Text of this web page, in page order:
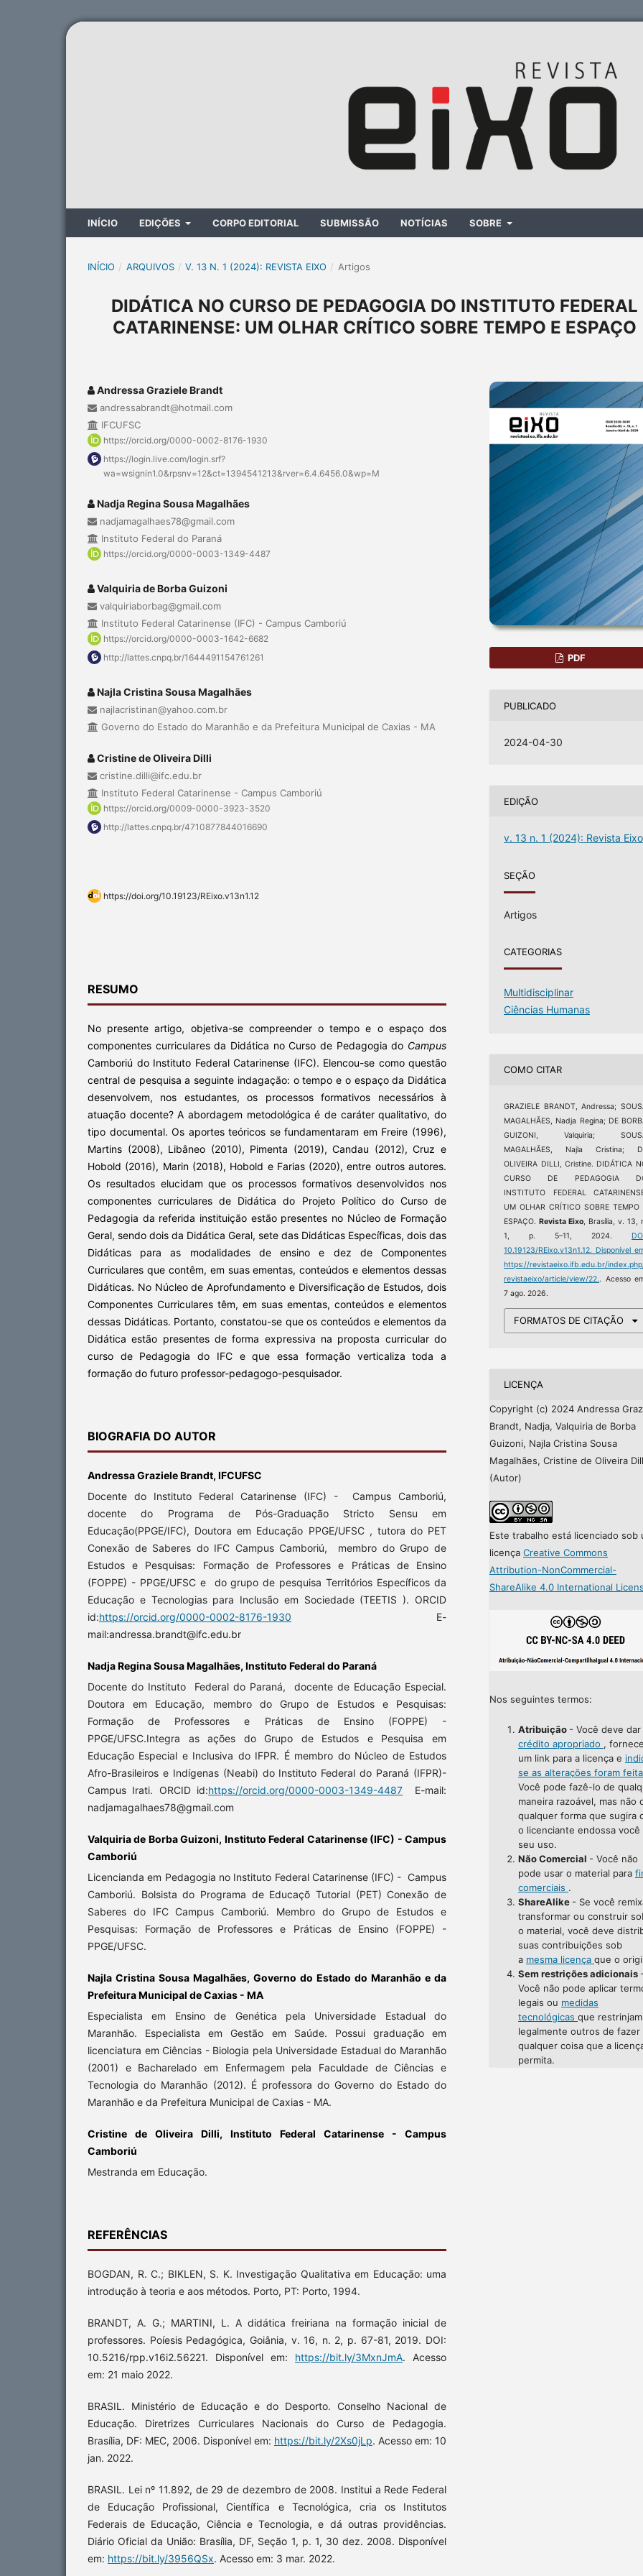
INÍCIO EDIÇÕES CORPO EDITORIAL SUBMISSÃO NOTÍCIAS SOBRE
INÍCIO / ARQUIVOS / V. 13 N. 1 (2024): REVISTA EIXO / Artigos
DIDÁTICA NO CURSO DE PEDAGOGIA DO INSTITUTO FEDERAL
CATARINENSE: UM OLHAR CRÍTICO SOBRE TEMPO E ESPAÇO
Andressa Graziele Brandt
andressabrandt@hotmail.com
IFCUFSC
https://orcid.org/0000-0002-8176-1930
https://login.live.com/login.srf?
wa=wsignin1.0&rpsnv=12&ct=1394541213&rver=6.4.6456.0&wp=M
Nadja Regina Sousa Magalhães
nadjamagalhaes78@gmail.com
Instituto Federal do Paraná
https://orcid.org/0000-0003-1349-4487
Valquiria de Borba Guizoni
valquiriaborbag@gmail.com
Instituto Federal Catarinense (IFC) - Campus Camboriú
https://orcid.org/0000-0003-1642-6682
http://lattes.cnpq.br/1644491154761261
Najla Cristina Sousa Magalhães
najlacristinan@yahoo.com.br
Governo do Estado do Maranhão e da Prefeitura Municipal de Caxias - MA
Cristine de Oliveira Dilli
cristine.dilli@ifc.edu.br
Instituto Federal Catarinense - Campus Camboriú
https://orcid.org/0009-0000-3923-3520
http://lattes.cnpq.br/4710877844016690
https://doi.org/10.19123/REixo.v13n1.12
RESUMO
No presente artigo, objetiva-se compreender o tempo e o espaço dos
componentes curriculares da Didática no Curso de Pedagogia do Campus
Camboriú do Instituto Federal Catarinense (IFC). Elencou-se como questão
central de pesquisa a seguinte indagação: o tempo e o espaço da Didática
desenvolvem, nos estudantes, os processos formativos necessários à
atuação docente? A abordagem metodológica é de caráter qualitativo, do
tipo documental. Os aportes teóricos se fundamentaram em Freire (1996),
Martins (2008), Libâneo (2010), Pimenta (2019), Candau (2012), Cruz e
Hobold (2016), Marin (2018), Hobold e Farias (2020), entre outros autores.
Os resultados elucidam que os processos formativos desenvolvidos nos
componentes curriculares de Didática do Projeto Político do Curso de
Pedagogia da referida instituição estão presentes no Núcleo de Formação
Geral, sendo dois da Didática Geral, sete das Didáticas Específicas, dois das
Didáticas para as modalidades de ensino e dez de Componentes
Curriculares que contêm, em suas ementas, conteúdos e elementos dessas
Didáticas. No Núcleo de Aprofundamento e Diversificação de Estudos, dois
Componentes Curriculares têm, em suas ementas, conteúdos e elementos
dessas Didáticas. Portanto, constatou-se que os conteúdos e elementos da
Didática estão presentes de forma expressiva na proposta curricular do
curso de Pedagogia do IFC e que essa formação verticaliza toda a
formação do futuro professor-pedagogo-pesquisador.
BIOGRAFIA DO AUTOR
Andressa Graziele Brandt, IFCUFSC
Docente do Instituto Federal Catarinense (IFC) - Campus Camboriú,
docente do Programa de Pós-Graduação Stricto Sensu em
Educação(PPGE/IFC), Doutora em Educação PPGE/UFSC , tutora do PET
Conexão de Saberes do IFC Campus Camboriú, membro do Grupo de
Estudos e Pesquisas: Formação de Professores e Práticas de Ensino
(FOPPE) - PPGE/UFSC e do grupo de pesquisa Territórios Específicos da
Educação e Tecnologias para Inclusão em Sociedade (TEETIS ). ORCID
id:https://orcid.org/0000-0002-8176-1930 E-
mail:andressa.brandt@ifc.edu.br
Nadja Regina Sousa Magalhães, Instituto Federal do Paraná
Docente do Instituto Federal do Paraná, docente de Educação Especial.
Doutora em Educação, membro do Grupo de Estudos e Pesquisas:
Formação de Professores e Práticas de Ensino (FOPPE) -
PPGE/UFSC.Integra as ações do Grupo de Estudos e Pesquisa em
Educação Especial e Inclusiva do IFPR. É membro do Núcleo de Estudos
Afro-Brasileiros e Indígenas (Neabi) do Instituto Federal do Paraná (IFPR)-
Campus Irati. ORCID id:https://orcid.org/0000-0003-1349-4487 E-mail:
nadjamagalhaes78@gmail.com
Valquiria de Borba Guizoni, Instituto Federal Catarinense (IFC) - Campus
Camboriú
Licencianda em Pedagogia no Instituto Federal Catarinense (IFC) - Campus
Camboriú. Bolsista do Programa de Educaçõ Tutorial (PET) Conexão de
Saberes do IFC Campus Camboriú. Membro do Grupo de Estudos e
Pesquisas: Formação de Professores e Práticas de Ensino (FOPPE) -
PPGE/UFSC.
Najla Cristina Sousa Magalhães, Governo do Estado do Maranhão e da
Prefeitura Municipal de Caxias - MA
Especialista em Ensino de Genética pela Universidade Estadual do
Maranhão. Especialista em Gestão em Saúde. Possui graduação em
licenciatura em Ciências - Biologia pela Universidade Estadual do Maranhão
(2001) e Bacharelado em Enfermagem pela Faculdade de Ciências e
Tecnologia do Maranhão (2012). É professora do Governo do Estado do
Maranhão e da Prefeitura Municipal de Caxias - MA.
Cristine de Oliveira Dilli, Instituto Federal Catarinense - Campus
Camboriú
Mestranda em Educação.
REFERÊNCIAS
BOGDAN, R. C.; BIKLEN, S. K. Investigação Qualitativa em Educação: uma
introdução à teoria e aos métodos. Porto, PT: Porto, 1994.
BRANDT, A. G.; MARTINI, L. A didática freiriana na formação inicial de
professores. Poíesis Pedagógica, Goiânia, v. 16, n. 2, p. 67-81, 2019. DOI:
10.5216/rpp.v16i2.56221. Disponível em: https://bit.ly/3MxnJmA. Acesso
em: 21 maio 2022.
BRASIL. Ministério de Educação e do Desporto. Conselho Nacional de
Educação. Diretrizes Curriculares Nacionais do Curso de Pedagogia.
Brasília, DF: MEC, 2006. Disponível em: https://bit.ly/2Xs0jLp. Acesso em: 10
jan. 2022.
BRASIL. Lei nº 11.892, de 29 de dezembro de 2008. Institui a Rede Federal
de Educação Profissional, Científica e Tecnológica, cria os Institutos
Federais de Educação, Ciência e Tecnologia, e dá outras providências.
Diário Oficial da União: Brasília, DF, Seção 1, p. 1, 30 dez. 2008. Disponível
em: https://bit.ly/3956QSx. Acesso em: 3 mar. 2022.
PDF
PUBLICADO
2024-04-30
EDIÇÃO
v. 13 n. 1 (2024): Revista Eixo
SEÇÃO
Artigos
CATEGORIAS
Multidisciplinar
Ciências Humanas
COMO CITAR
GRAZIELE BRANDT, Andressa;
MAGALHÃES, Nadja Regina; DE
GUIZONI, Valquiria;
MAGALHÃES, Najla Cristina;
OLIVEIRA DILLI, Cristine. DIDÁTICA
CURSO DE PEDAGOGIA
INSTITUTO FEDERAL
UM OLHAR CRÍTICO SOBRE TEMPO
ESPAÇO.Revista Eixo , Brasília, v. 13,
1, p. 5–11, 2024.
10.19123/REixo.v13n1.12. Disponível
https://revistaeixo.ifb.edu.br/
revistaeixo/article/view/22.. Acesso
7 ago. 2026.
FORMATOS DE CITAÇÃO
LICENÇA
Copyright (c) 2024 Andressa
Brandt, Nadja, Valquiria de Borba
Guizoni, Najla Cristina Sousa
Magalhães, Cristine de Oliveira
(Autor)
Este trabalho está licenciado sob
licença Creative Commons
Attribution-NonCommercial-
ShareAlike 4.0 International
Nos seguintes termos:
Atribuição - Você deve dar
crédito apropriado ,
um link para a licença e
se as alterações foram
Você pode fazê-lo de
maneira razoável, mas não
qualquer forma que sugira
o licenciante endossa você
seu uso.
Não Comercial - Você não
pode usar o material para
comerciais .
ShareAlike - Se você
transformar ou construir
o material, você deve
suas contribuições sob
a mesma licença que o
Sem restrições adicionais -
Você não pode aplicar
legais ou medidas
tecnológicas que restrinjam
legalmente outros de fazer
qualquer coisa que a
permita.